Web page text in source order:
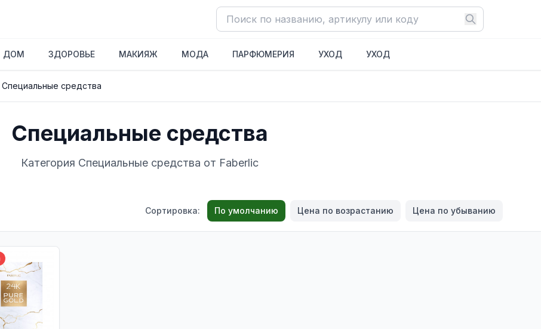
ДОМ ЗДОРОВЬЕ МАКИЯЖ МОДА ПАРФЮМЕРИЯ УХОД УХОД
Специальные средства
Специальные средства
Категория Специальные средства от Faberlic
Сортировка: По умолчанию Цена по возрастанию Цена по убыванию